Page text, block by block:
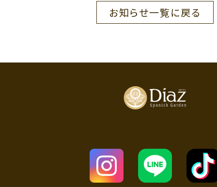
お知らせ一覧に戻る